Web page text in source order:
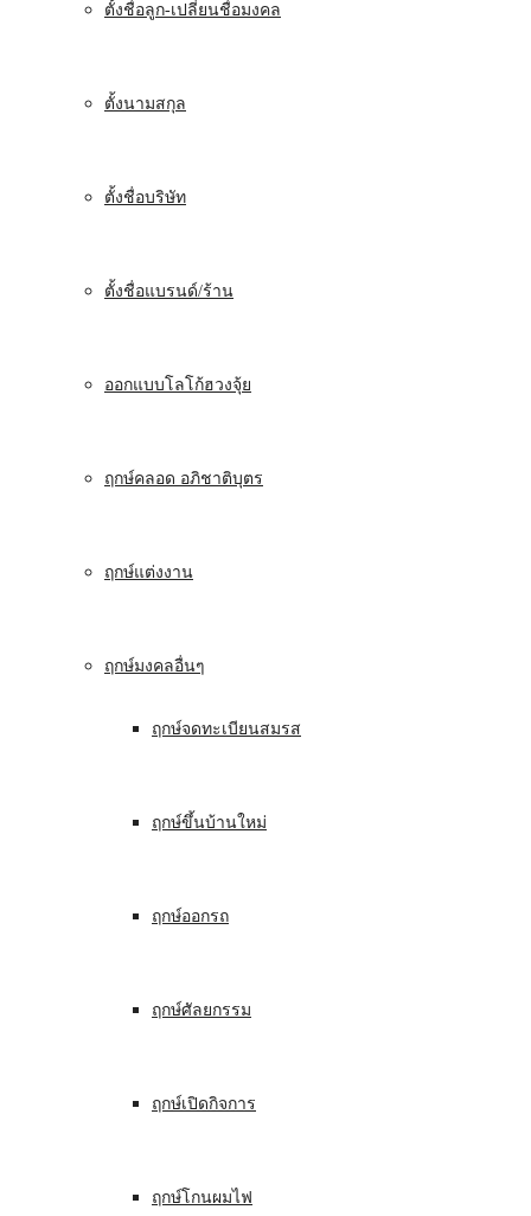
ตั้งชื่อลูก-เปลี่ยนชื่อมงคล
ตั้งนามสกุล
ตั้งชื่อบริษัท
ตั้งชื่อแบรนด์/ร้าน
ออกแบบโลโก้ฮวงจุ้ย
ฤกษ์คลอด อภิชาติบุตร
ฤกษ์แต่งงาน
ฤกษ์มงคลอื่นๆ
ฤกษ์จดทะเบียนสมรส
ฤกษ์ขึ้นบ้านใหม่
ฤกษ์ออกรถ
ฤกษ์ศัลยกรรม
ฤกษ์เปิดกิจการ
ฤกษ์โกนผมไฟ